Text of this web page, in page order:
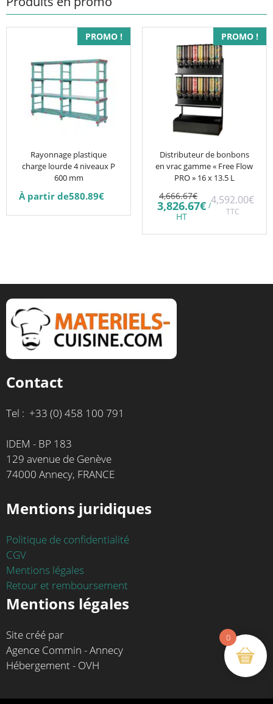
PROMO !
Rayonnage plastique
charge lourde 4 niveaux P
600 mm
À partir de580.89€
plusieurs
variations.
choisies
page
PROMO !
Distributeur de bonbons
en vrac gamme « Free Flow
PRO » 16 x 13.5 L
4,666.67€ Le
prix
initial
4,666.67€.
3,826.67€Le
est :
HT
/4,592.00€
TTC
Contact
Tel : +33 (0) 458 100 791
IDEM - BP 183
129 avenue de Genève
74000 Annecy, FRANCE
Mentions juridiques
Politique de confidentialité
CGV
Mentions légales
Retour et remboursement
Mentions légales
Site créé par
Agence Commin - Annecy
Hébergement - OVH
0